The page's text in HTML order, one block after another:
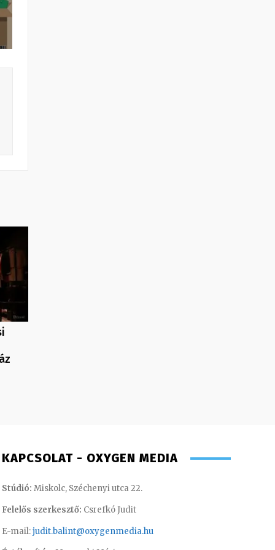
KAPCSOLAT - OXYGEN MEDIA
Stúdió: Miskolc, Széchenyi utca 22.
Felelős szerkesztő: Csrefkó Judit
E-mail:judit.balint@oxygenmedia.hu